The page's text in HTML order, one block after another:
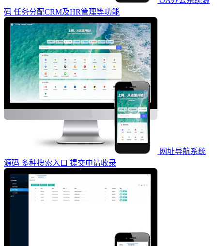
码 任务分配CRM及HR管理等功能
网址导航系统
源码 多种搜索入口 提交申请收录